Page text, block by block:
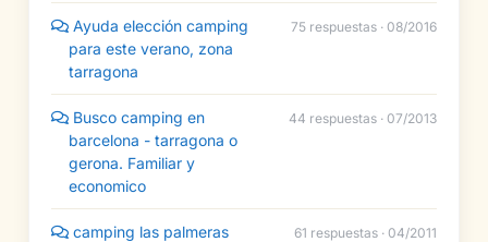
Ayuda elección camping
para este verano, zona
tarragona
75 respuestas · 08/2016
Busco camping en
barcelona - tarragona o
gerona. Familiar y
economico
44 respuestas · 07/2013
camping las palmeras
61 respuestas · 04/2011